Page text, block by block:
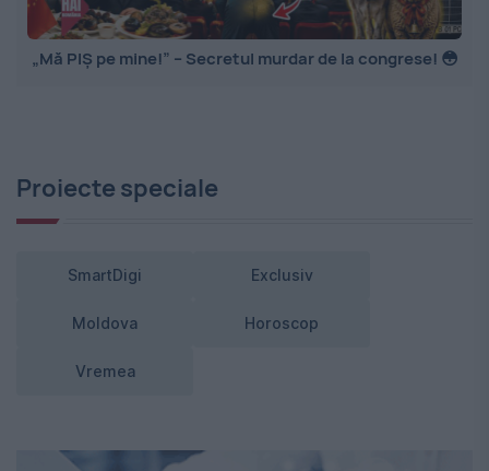
„Mă PIȘ pe mine!” – Secretul murdar de la congrese! 😳
Proiecte speciale
SmartDigi Exclusiv
Moldova Horoscop
Vremea